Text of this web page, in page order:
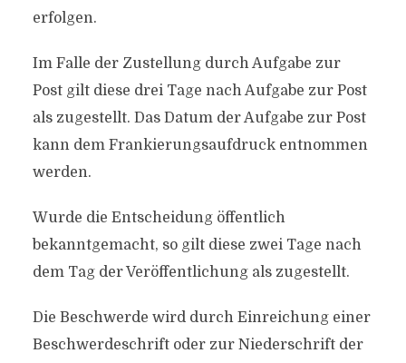
erfolgen.
Im Falle der Zustellung durch Aufgabe zur
Post gilt diese drei Tage nach Aufgabe zur Post
als zugestellt. Das Datum der Aufgabe zur Post
kann dem Frankierungsaufdruck entnommen
werden.
Wurde die Entscheidung öffentlich
bekanntgemacht, so gilt diese zwei Tage nach
dem Tag der Veröffentlichung als zugestellt.
Die Beschwerde wird durch Einreichung einer
Beschwerdeschrift oder zur Niederschrift der